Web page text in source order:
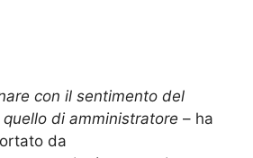
con il sentimento del
di amministratore – ha
da